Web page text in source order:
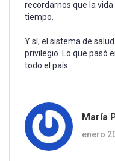
recordarnos que la
tiempo.
Y sí, el sistema de
privilegio. Lo que pasó
todo el país.
María
enero